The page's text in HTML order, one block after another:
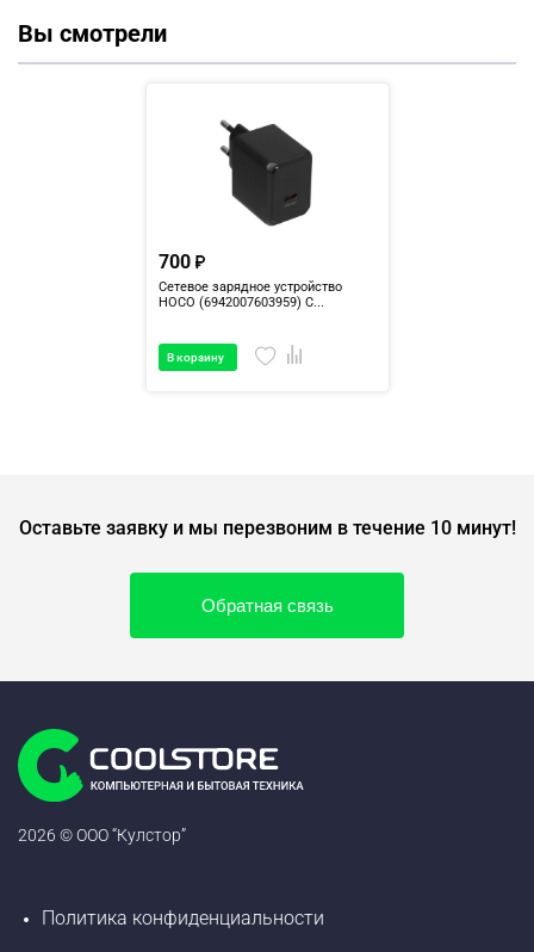
Вы смотрели
700
Сетевое зарядное устройство
HOCO (6942007603959) C...
В корзину
Оставьте заявку и мы перезвоним в течение 10 минут!
Обратная связь
2026 © ООО “Кулстор”
Политика конфиденциальности